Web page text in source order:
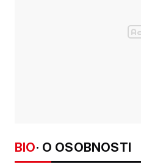
BIO· O OSOBNOSTI